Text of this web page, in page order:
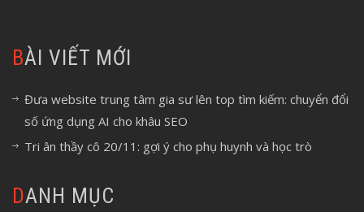
BÀI VIẾT MỚI
Đưa website trung tâm gia sư lên top tìm kiếm: chuyển đổi
số ứng dụng AI cho khâu SEO
Tri ân thầy cô 20/11: gợi ý cho phụ huynh và học trò
DANH MỤC